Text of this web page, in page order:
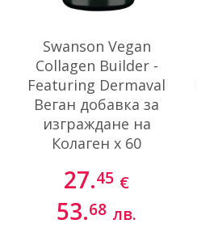
Swanson Vegan
Collagen Builder -
Featuring Dermaval
Веган добавка за
изграждане на
Колаген х 60
27.45 €
53.68 лв.